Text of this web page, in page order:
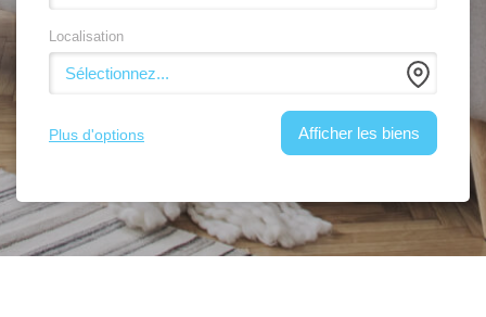
Localisation
Sélectionnez...
Plus d'options